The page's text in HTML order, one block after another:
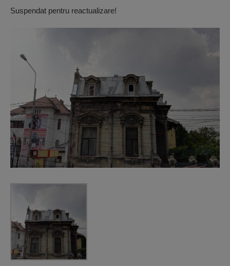
Suspendat pentru reactualizare!